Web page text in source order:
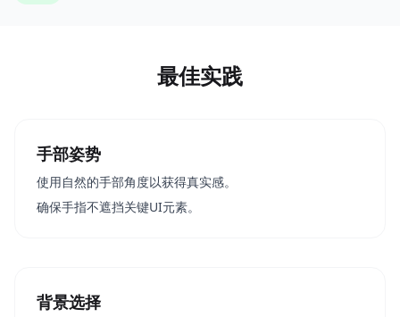
最佳实践
手部姿势
使用自然的手部角度以获得真实感。
确保手指不遮挡关键UI元素。
背景选择